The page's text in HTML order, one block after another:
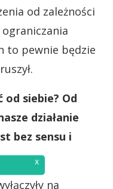
od zależności
to pewnie będzie
od siebie? Od
działanie
bez sensu i
na